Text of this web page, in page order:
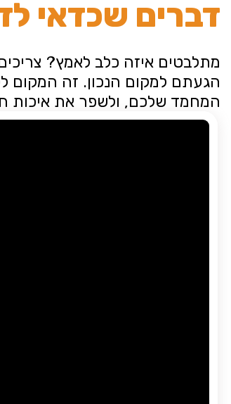
דברים שכדאי
מתלבטים איזה כלב לאמץ?
הגעתם למקום הנכון. זה המקום
המחמד שלכם, ולשפר את איכות